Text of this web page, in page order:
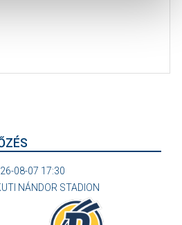
08-07 17:30
NÁNDOR STADION